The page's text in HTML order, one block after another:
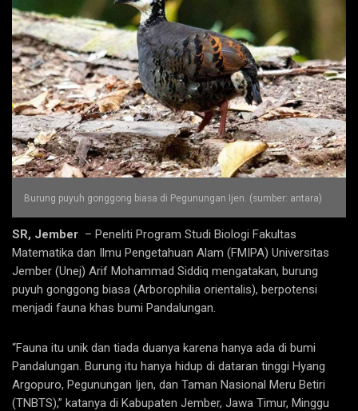
Burung puyuh gonggong biasa di Pegunungan Ijen. (sumber: antara)
SR, Jember – Peneliti Program Studi Biologi Fakultas
Matematika dan Ilmu Pengetahuan Alam (FMIPA) Universitas
Jember (Unej) Arif Mohammad Siddiq mengatakan, burung
puyuh gonggong biasa (Arborophilia orientalis), berpotensi
menjadi fauna khas bumi Pandalungan.
“Fauna itu unik dan tiada duanya karena hanya ada di bumi
Pandalungan. Burung itu hanya hidup di dataran tinggi Hyang
Argopuro, Pegunungan Ijen, dan Taman Nasional Meru Betiri
(TNBTS),” katanya di Kabupaten Jember, Jawa Timur, Minggu